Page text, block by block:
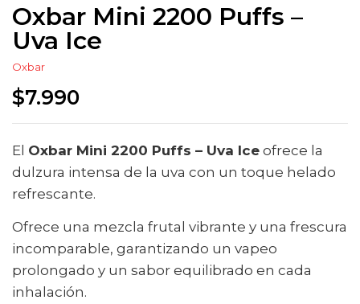
Oxbar Mini 2200 Puffs –
Uva Ice
Oxbar
$7.990
El Oxbar Mini 2200 Puffs – Uva Ice ofrece la
dulzura intensa de la uva con un toque helado
refrescante.
Ofrece una mezcla frutal vibrante y una frescura
incomparable, garantizando un vapeo
prolongado y un sabor equilibrado en cada
inhalación.